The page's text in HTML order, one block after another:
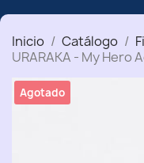
Inicio Catálogo
URARAKA - My Hero
Agotado